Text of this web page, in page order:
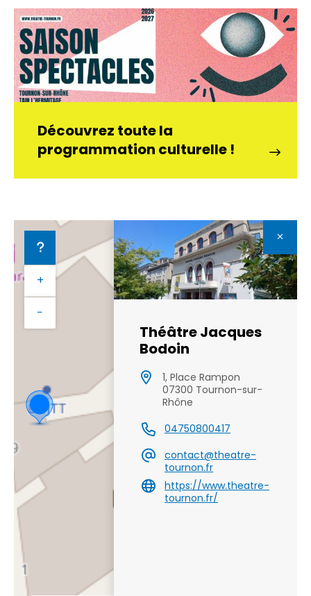
Découvrez toute la
programmation culturelle !
+
−
Théâtre Jacques
Bodoin
1, Place Rampon
07300 Tournon-sur-
Rhône
04750800417
contact@theatre-
tournon.fr
https://www.theatre-
tournon.fr/